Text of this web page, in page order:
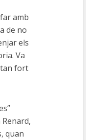
amb
de no
els
Va
tan fort
quan